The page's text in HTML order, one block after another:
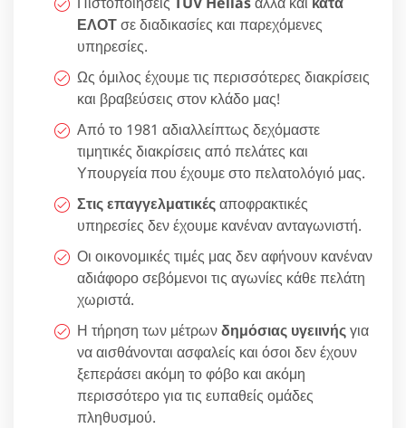
ΕΛΟΤσε διαδικασίες και παρεχόμενες
υπηρεσίες.
Ως όμιλος έχουμε τις περισσότερες διακρίσεις
και βραβεύσεις στον κλάδο μας!
Από το 1981 αδιαλλείπτως δεχόμαστε
τιμητικές διακρίσεις από πελάτες και
Υπουργεία που έχουμε στο πελατολόγιό μας.
Στις επαγγελματικέςαποφρακτικές
υπηρεσίες δεν έχουμε κανέναν ανταγωνιστή.
Οι οικονομικές τιμές μας δεν αφήνουν κανέναν
αδιάφορο σεβόμενοι τις αγωνίες κάθε πελάτη
χωριστά.
Η τήρηση των μέτρωνδημόσιας υγειινήςγια
να αισθάνονται ασφαλείς και όσοι δεν έχουν
ξεπεράσει ακόμη το φόβο και ακόμη
περισσότερο για τις ευπαθείς ομάδες
πληθυσμού.